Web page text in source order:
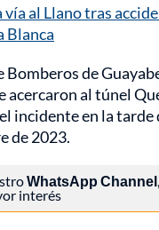
vía al Llano tras
Blanca
Bomberos de
acercaron al túnel
incidente en la tarde
de 2023.
WhatsApp Channel
interés